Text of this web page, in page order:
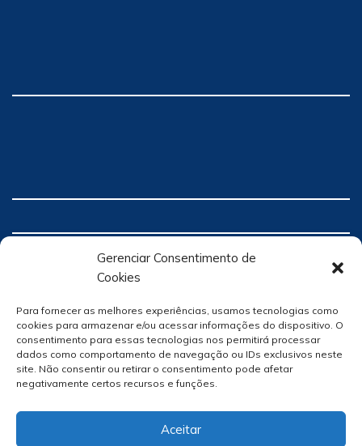
Gerenciar Consentimento de
Cookies
Para fornecer as melhores experiências, usamos tecnologias como
cookies para armazenar e/ou acessar informações do dispositivo. O
consentimento para essas tecnologias nos permitirá processar
dados como comportamento de navegação ou IDs exclusivos neste
site. Não consentir ou retirar o consentimento pode afetar
negativamente certos recursos e funções.
Aceitar